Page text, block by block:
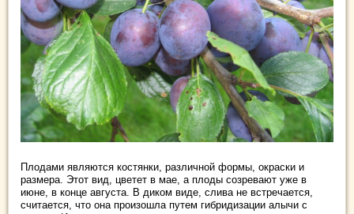
Плодами являются костянки, различной формы, окраски и
размера. Этот вид, цветет в мае, а плоды созревают уже в
июне, в конце августа. В диком виде, слива не встречается,
считается, что она произошла путем гибридизации алычи с